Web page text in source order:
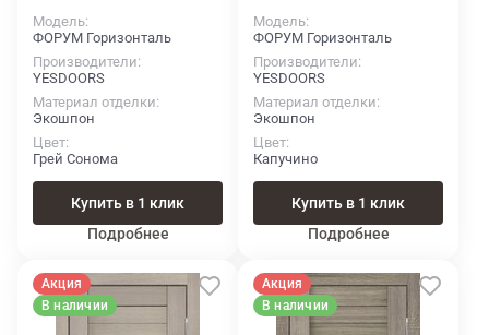
Модель
ФОРУМ Горизонталь
Производители
YESDOORS
Материал отделки
Экошпон
Цвет
Грей Сонома
Купить в 1 клик
Подробнее
Модель
ФОРУМ Горизонталь
Производители
YESDOORS
Материал отделки
Экошпон
Цвет
Капучино
Купить в 1 клик
Подробнее
Акция
В наличии
Акция
В наличии